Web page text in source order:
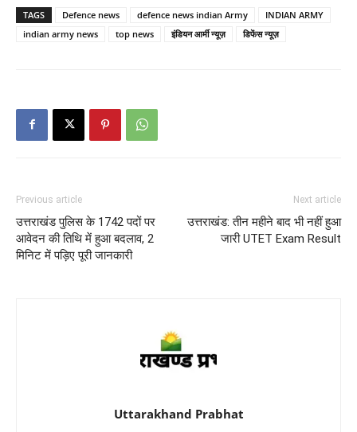
TAGS Defence news defence news indian Army
INDIAN ARMY
indian army news
top news इंडियन आर्मी न्यूज़ डिफेंस न्यूज़
Previous article
उत्तराखंड पुलिस के 1742 पदों पर
आवेदन की तिथि में हुआ बदलाव, 2
मिनिट में पड़िए पूरी जानकारी
Next article
उत्तराखंड: तीन महीने बाद भी नहीं हुआ
जारी UTET Exam Result
Uttarakhand Prabhat